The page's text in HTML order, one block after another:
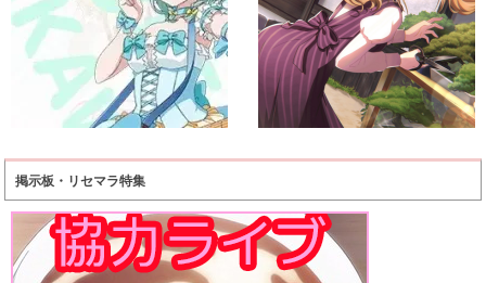
掲示板・リセマラ特集